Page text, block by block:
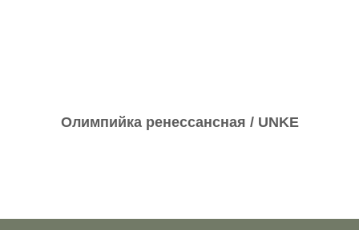
Олимпийка ренессансная / UNKE